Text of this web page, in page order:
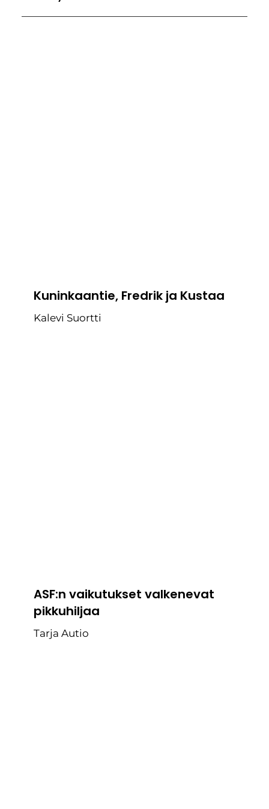
Kuninkaantie, Fredrik ja Kustaa
Kalevi Suortti
ASF:n vaikutukset valkenevat
pikkuhiljaa
Tarja Autio